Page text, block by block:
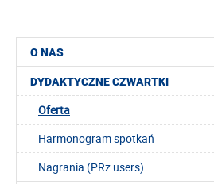
O NAS
DYDAKTYCZNE CZWARTKI
Oferta
Harmonogram spotkań
Nagrania (PRz users)